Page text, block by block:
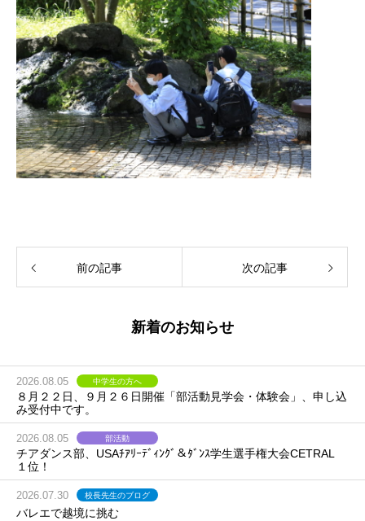
前の記事 次の記事
新着のお知らせ
2026.08.05 中学生の方へ
８月２２日、９月２６日開催「部活動見学会・体験会」、申し込
み受付中です。
2026.08.05 部活動
チアダンス部、USAﾁｱﾘｰﾃﾞｨﾝｸﾞ＆ﾀﾞﾝｽ学生選手権大会CETRAL
１位！
2026.07.30 校長先生のブログ
バレエで越境に挑む